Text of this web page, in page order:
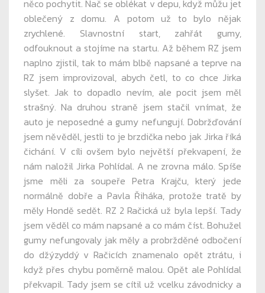
něco pochytit. Nač se oblékat v depu, když můžu jet
oblečený z domu. A potom už to bylo nějak
zrychlené. Slavnostní start, zahřát gumy,
odfouknout a stojíme na startu. Až během RZ jsem
naplno zjistil, tak to mám blbě napsané a teprve na
RZ jsem improvizoval, abych četl, to co chce Jirka
slyšet. Jak to dopadlo nevím, ale pocit jsem měl
strašný. Na druhou straně jsem stačil vnímat, že
auto je neposedné a gumy nefungují. Dobržďování
jsem něvěděl, jestli to je brzdička nebo jak Jirka říká
čichání. V cíli ovšem bylo největší překvapení, že
nám naložil Jirka Pohlídal. A ne zrovna málo. Spíše
jsme měli za soupeře Petra Krajču, který jede
normálně dobře a Pavla Řiháka, protože tratě by
měly Hondě sedět. RZ 2 Račická už byla lepší. Tady
jsem věděl co mám napsané a co mám číst. Bohužel
gumy nefungovaly jak měly a probržděné odbočení
do džýzyddý v Račicích znamenalo opět ztrátu, i
když přes chybu poměrně malou. Opět ale Pohlídal
překvapil. Tady jsem se cítil už vcelku závodnicky a